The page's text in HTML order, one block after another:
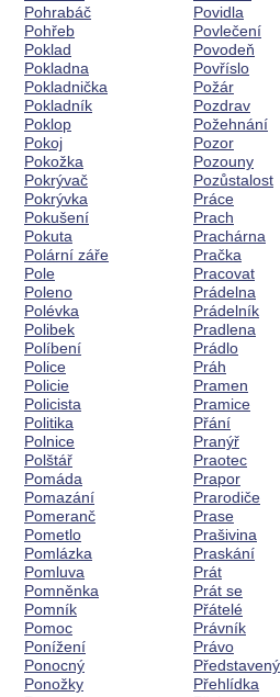
Pohrabáč
Pohřeb
Poklad
Pokladna
Pokladnička
Pokladník
Poklop
Pokoj
Pokožka
Pokrývač
Pokrývka
Pokušení
Pokuta
Polární záře
Pole
Poleno
Polévka
Polibek
Políbení
Police
Policie
Policista
Politika
Polnice
Polštář
Pomáda
Pomazání
Pomeranč
Pometlo
Pomlázka
Pomluva
Pomněnka
Pomník
Pomoc
Ponížení
Ponocný
Ponožky
Povidla
Povlečení
Povodeň
Povříslo
Požár
Pozdrav
Požehnání
Pozor
Pozouny
Pozůstalost
Práce
Prach
Prachárna
Pračka
Pracovat
Prádelna
Prádelník
Pradlena
Prádlo
Práh
Pramen
Pramice
Přání
Pranýř
Praotec
Prapor
Prarodiče
Prase
Prašivina
Praskání
Prát
Prát se
Přátelé
Právník
Právo
Představený
Přehlídka